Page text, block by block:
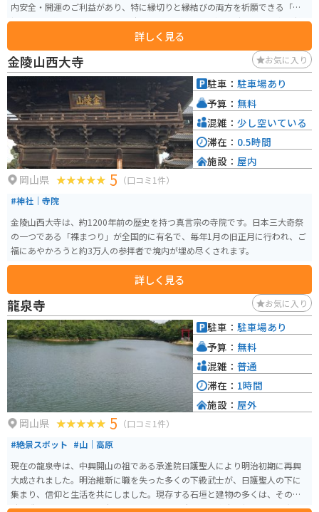
内安全・開運のご利益があり、特に縁切りと縁結びの両方を祈願できる「両
縁参り」で知られています。 お寺でありながら鳥居がある独特の雰囲気を持
ち、初詣の時期には多くの参拝客で賑わいます。岡山駅から車・バイクで約1
5分の距離にあり、駐車場も完備。ゆずせんべいやご縁まんじゅうなどのお土
産も人気です。
詳しく見る
金陵山西大寺 お気に入り
岡山県 5 （口コミ1件）
#神社｜寺院
金陵山西大寺は、約1200年前の歴史を持つ真言宗の寺院です。日本三大奇祭
の一つである「裸まつり」が全国的に有名で、毎年1月の旧正月に行われ、ご
福にあやかろうと約3万人の参拝者で境内が埋め尽くされます。
詳しく見る
駐車： 駐車場あり
予算： 無料
混雑： 少し空いている
滞在： 0.5時間
施設： 屋内
龍泉寺 お気に入り
岡山県 5 （口コミ1件）
#絶景スポット #山｜高原
現在の龍泉寺は、中興開山の祖である承進院日護聖人により明治初期に再興
大成されました。明治維新に職を失った多くの下級武士が、日護聖人の下に
集まり、信仰と生活を共にしました。現存する石垣と建物の多くは、その当
時建造されたものです。寺号は、明治22年に大渓山龍泉寺を継承し、昭和26
駐車： 駐車場あり
予算： 無料
混雑： 普通
滞在： 1時間
施設： 屋外